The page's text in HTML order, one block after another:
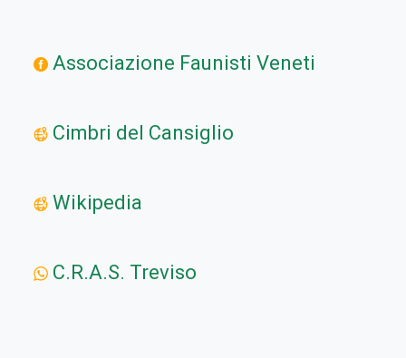
Associazione Faunisti Veneti
Cimbri del Cansiglio
Wikipedia
C.R.A.S. Treviso